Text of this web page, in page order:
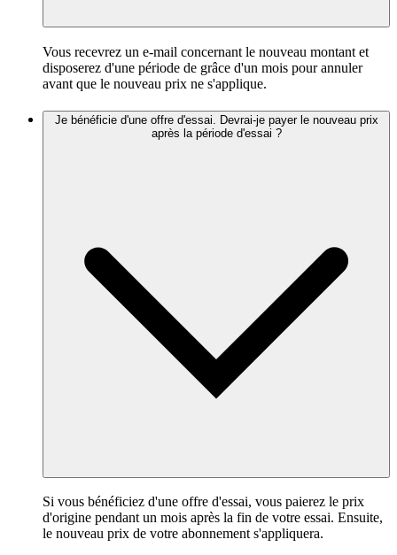
Vous recevrez un e-mail concernant le nouveau montant et
disposerez d'une période de grâce d'un mois pour annuler
avant que le nouveau prix ne s'applique.
Je bénéficie d'une offre d'essai. Devrai-je payer le nouveau prix
après la période d'essai ?
Si vous bénéficiez d'une offre d'essai, vous paierez le prix
d'origine pendant un mois après la fin de votre essai. Ensuite,
le nouveau prix de votre abonnement s'appliquera.